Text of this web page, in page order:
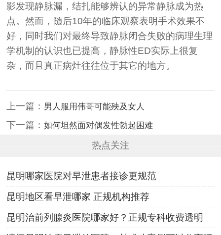
影发现静脉漏，结扎能够辨认的异常静脉成为热
点。然而，随后10年的临床观察表明手术效果不
好，同时我们对最终导致静脉闭合失败的病理生理
学机制的认识也已提高，静脉性ED实际上很复
杂，而且真正病灶往往位于其它的地方。
上一篇： 男人服用伟哥可能殃及女人
下一篇：如何坦然面对偶发性勃起困难
热点关注
昆明哪家医院对早泄患者接诊更规范
昆明地区看早泄哪家 正规机构推荐
昆明治前列腺炎医院哪家好？正规专科收费透明